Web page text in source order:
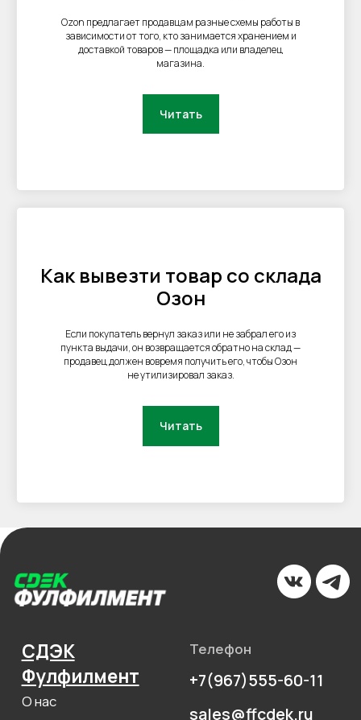
Ozon предлагает продавцам разные схемы работы в
зависимости от того, кто занимается хранением и
доставкой товаров — площадка или владелец
магазина.
Читать
Как вывезти товар со склада
Озон
Если покупатель вернул заказ или не забрал его из
пункта выдачи, он возвращается обратно на склад —
продавец должен вовремя получить его, чтобы Озон
не утилизировал заказ.
Читать